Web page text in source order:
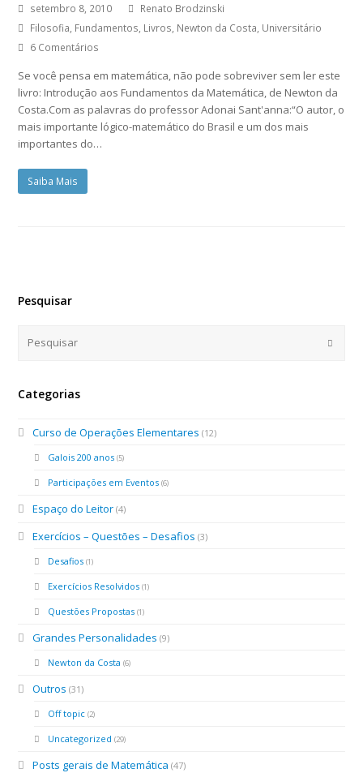
setembro 8, 2010
Renato Brodzinski
Filosofia, Fundamentos, Livros, Newton da Costa, Universitário
6 Comentários
Se você pensa em matemática, não pode sobreviver sem ler este
livro: Introdução aos Fundamentos da Matemática, de Newton da
Costa.Com as palavras do professor Adonai Sant'anna:“O autor, o
mais importante lógico-matemático do Brasil e um dos mais
importantes do…
Saiba Mais
Pesquisar
Categorias
Curso de Operações Elementares (12)
Galois 200 anos (5)
Participações em Eventos (6)
Espaço do Leitor (4)
Exercícios – Questões – Desafios (3)
Desafios (1)
Exercícios Resolvidos (1)
Questões Propostas (1)
Grandes Personalidades (9)
Newton da Costa (6)
Outros (31)
Off topic (2)
Uncategorized (29)
Posts gerais de Matemática (47)